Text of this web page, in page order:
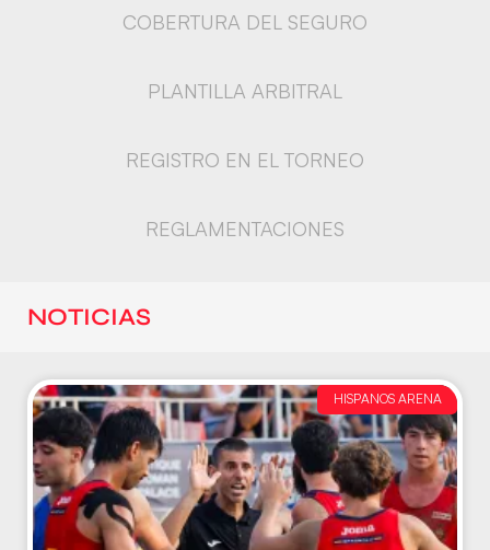
COBERTURA DEL SEGURO
PLANTILLA ARBITRAL
REGISTRO EN EL TORNEO
REGLAMENTACIONES
NOTICIAS
HISPANOS ARENA